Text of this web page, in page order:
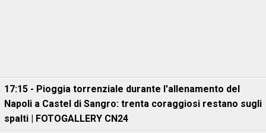
17:15 - Pioggia torrenziale durante l'allenamento del
Napoli a Castel di Sangro: trenta coraggiosi restano sugli
spalti | FOTOGALLERY CN24